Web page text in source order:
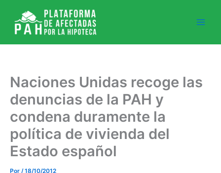
contenido
Naciones Unidas recoge las
denuncias de la PAH y
condena duramente la
política de vivienda del
Estado español
Por /18/10/2012